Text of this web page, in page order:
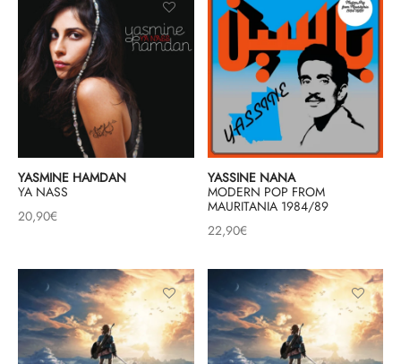
YASMINE HAMDAN
YA NASS
20,90€
YASSINE NANA
MODERN POP FROM
MAURITANIA 1984/89
22,90€